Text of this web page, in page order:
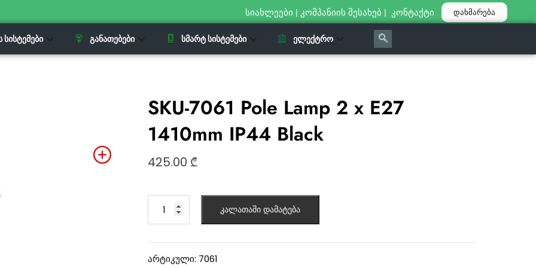
სიახლეები | კომპანიის შესახებ | კონტაქტი დახმარება
ᲡᲘᲡᲢᲔᲛᲔᲑᲘ ᲒᲐᲜᲐᲗᲔᲑᲔᲑᲘ ᲡᲛᲐᲠᲢ ᲡᲘᲡᲢᲔᲛᲔᲑᲘ ᲔᲚᲔᲥᲢᲠᲝ
SKU-7061 Pole Lamp 2 x E27
1410mm IP44 Black
425.00 ₾
კალათაში დამატება
არტიკული: 7061